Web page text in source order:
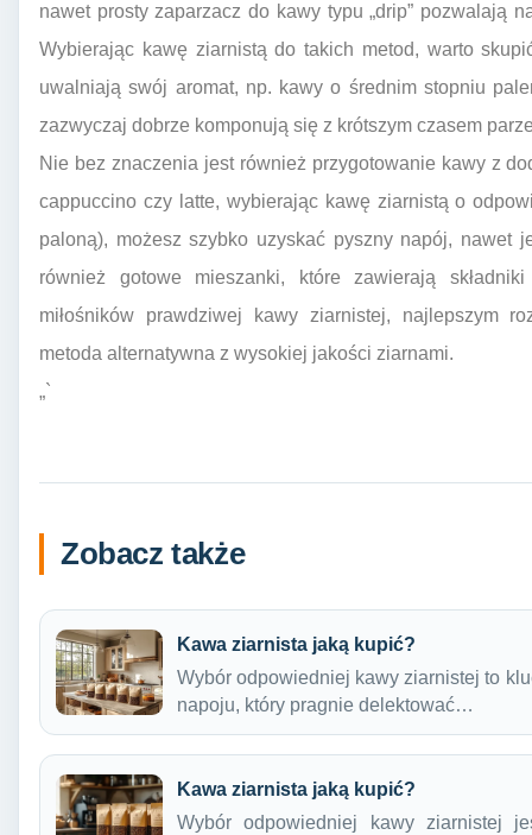
nawet prosty zaparzacz do kawy typu „drip” pozwalają
Wybierając kawę ziarnistą do takich metod, warto
uwalniają swój aromat, np. kawy o średnim stopniu
zazwyczaj dobrze komponują się z krótszym czasem
Nie bez znaczenia jest również przygotowanie kawy z
cappuccino czy latte, wybierając kawę ziarnistą o
paloną), możesz szybko uzyskać pyszny napój, nawet
również gotowe mieszanki, które zawierają
miłośników prawdziwej kawy ziarnistej, najlepszym
metoda alternatywna z wysokiej jakości ziarnami.
„`
Zobacz także
Kawa ziarnista jaką kupić?
Wybór odpowiedniej kawy ziarnistej to
napoju, który pragnie delektować…
Kawa ziarnista jaką kupić?
Wybór odpowiedniej kawy ziarnistej